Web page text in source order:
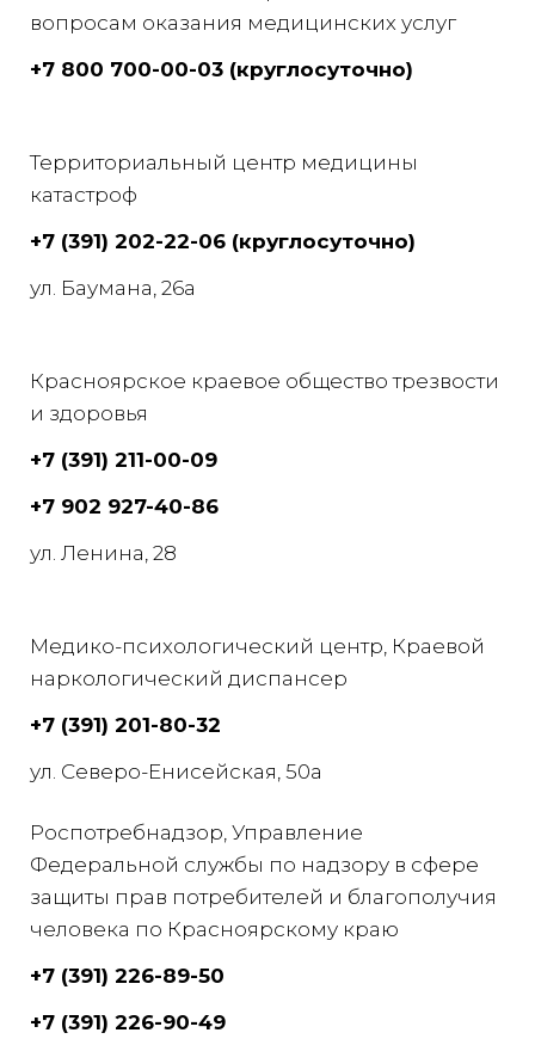
вопросам оказания медицинских услуг
+7 800 700-00-03 (круглосуточно)
Территориальный центр медицины
катастроф
+7 (391) 202-22-06 (круглосуточно)
ул. Баумана, 26а
Красноярское краевое общество трезвости
и здоровья
+7 (391) 211-00-09
+7 902 927-40-86
ул. Ленина, 28
Медико-психологический центр, Краевой
наркологический диспансер
+7 (391) 201-80-32
ул. Северо-Енисейская, 50а
Роспотребнадзор, Управление
Федеральной службы по надзору в сфере
защиты прав потребителей и благополучия
человека по Красноярскому краю
+7 (391) 226-89-50
+7 (391) 226-90-49